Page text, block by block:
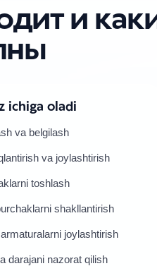
и
ichiga oladi
va belgilash
va joylashtirish
toshlash
shakllantirish
joylashtirish
darajani nazorat qilish